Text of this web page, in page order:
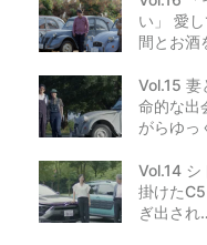
い」 愛
間とお酒
Vol.15 妻
命的な出
がらゆっ
Vol.14 シ
掛けた
ぎ出され